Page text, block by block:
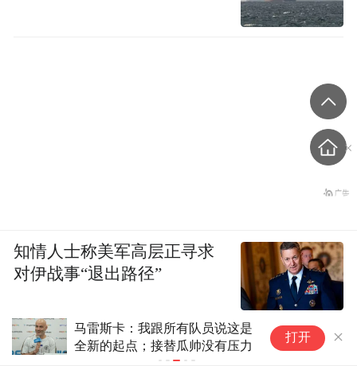
马雷斯卡：我跟所有队员说这是
全新的起点；接替瓜帅没有压力
打开
知情人士称美军高层正寻求
对伊战事“退出路径”